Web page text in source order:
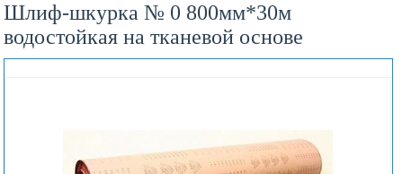
Шлиф-шкурка № 0 800мм*30м
водостойкая на тканевой основе